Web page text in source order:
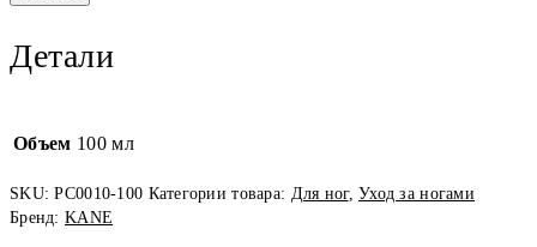
Детали
Объем 100 мл
SKU:PC0010-100 Категории товара: Для ног,Уход за ногами
Бренд: KANE